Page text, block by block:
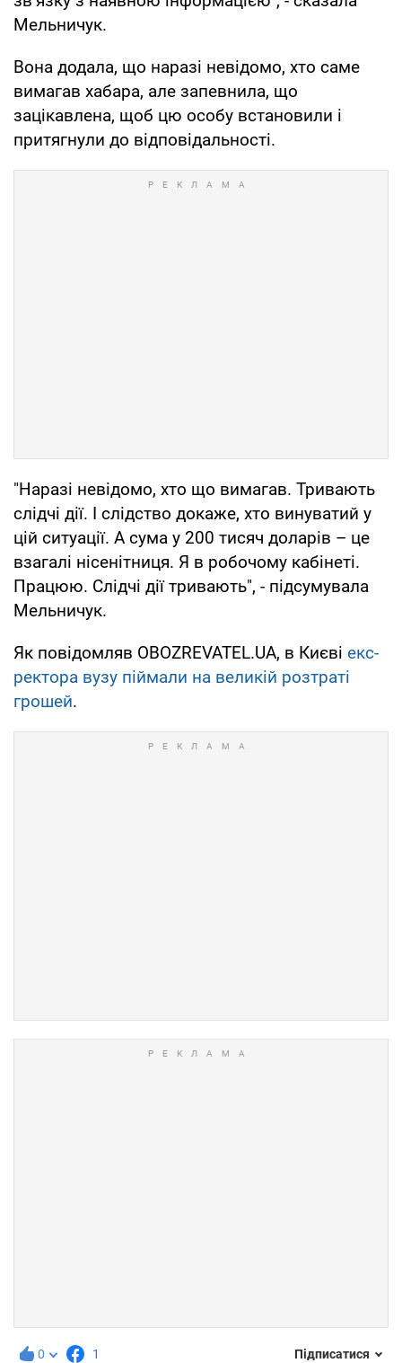
Мельничук.
Вона додала, що наразі невідомо, хто саме
вимагав хабара, але запевнила, що
зацікавлена, щоб цю особу встановили і
притягнули до відповідальності.
"Наразі невідомо, хто що вимагав. Тривають
слідчі дії. І слідство докаже, хто винуватий у
цій ситуації. А сума у 200 тисяч доларів – це
взагалі нісенітниця. Я в робочому кабінеті.
Працюю. Слідчі дії тривають", - підсумувала
Мельничук.
Як повідомляв OBOZREVATEL.UA, в Києві екс-
ректора вузу піймали на великій розтраті
грошей.
0 1 Підписатися